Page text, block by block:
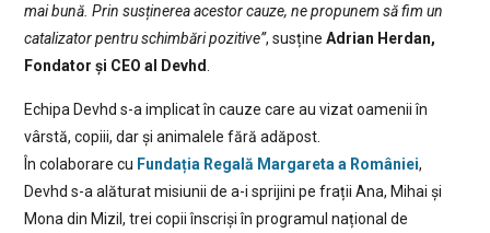
mai bună. Prin susținerea acestor cauze, ne propunem să fim un
catalizator pentru schimbări pozitive”, susține Adrian Herdan,
Fondator și CEO al Devhd
Echipa Devhd s-a implicat în cauze care au vizat oamenii în
vârstă, copiii, dar și animalele fără adăpost.
În colaborare cu Fundația Regală Margareta a României,
Devhd s-a alăturat misiunii de a-i sprijini pe frații Ana, Mihai și
Mona din Mizil, trei copii înscriși în programul național de